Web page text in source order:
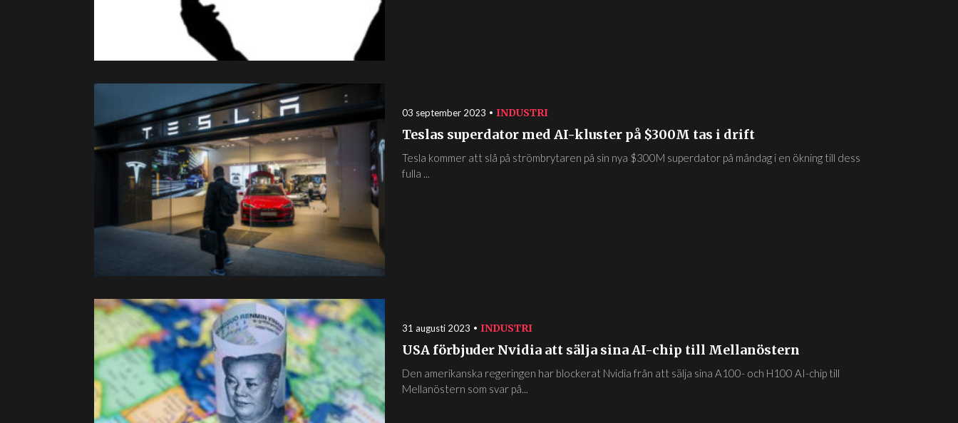
03 september 2023 INDUSTRI
Teslas superdator med AI-kluster på $300M tas i drift
Tesla kommer att slå på strömbrytaren på sin nya $300M superdator på måndag i en ökning till dess
fulla ...
31 augusti 2023 INDUSTRI
USA förbjuder Nvidia att sälja sina AI-chip till Mellanöstern
Den amerikanska regeringen har blockerat Nvidia från att sälja sina A100- och H100 AI-chip till
Mellanöstern som svar på...